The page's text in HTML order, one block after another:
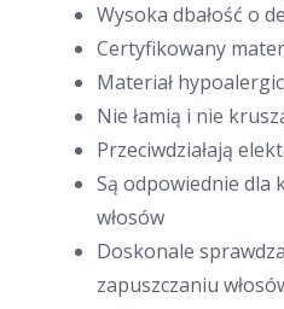
Wysoka dbałość o
Certyfikowany
Materiał
Nie łamią i nie
Przeciwdziałają
Są odpowiednie dla
włosów
Doskonale
zapuszczaniu